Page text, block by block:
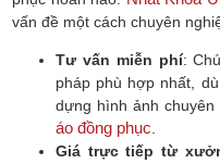
vấn đề một cách chuyên
Tư vấn miễn phí:
pháp phù hợp nhất,
dựng hình ảnh
áo đồng phục.
Giá trực tiếp từ